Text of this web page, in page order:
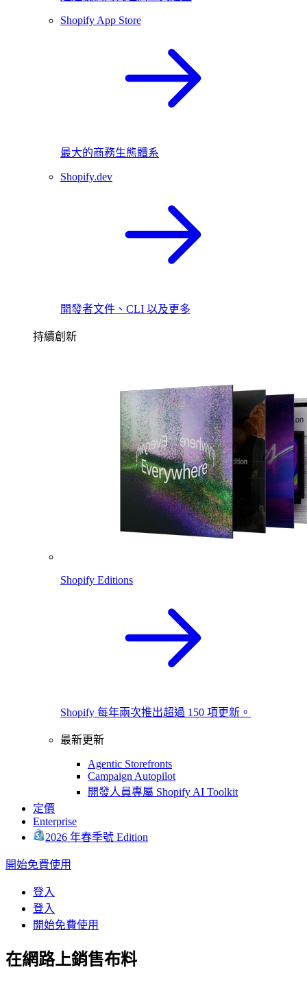
Shopify App Store
最大的商務生態體系
Shopify.dev
開發者文件、CLI 以及更多
持續創新
Shopify Editions
Shopify 每年兩次推出超過 150 項更新。
最新更新
Agentic Storefronts
Campaign Autopilot
開發人員專屬 Shopify AI Toolkit
定價
Enterprise
2026 年春季號 Edition
開始免費使用
登入
登入
開始免費使用
在網路上銷售布料